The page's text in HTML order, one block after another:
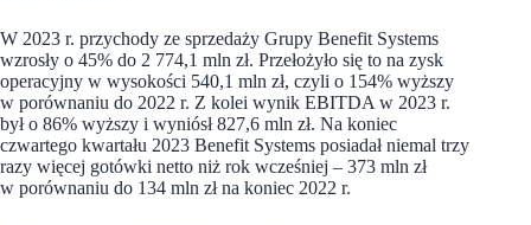
W 2023 r. przychody ze sprzedaży Grupy Benefit Systems
wzrosły o 45% do 2 774,1 mln zł. Przełożyło się to na zysk
operacyjny w wysokości 540,1 mln zł, czyli o 154% wyższy
w porównaniu do 2022 r. Z kolei wynik EBITDA w 2023 r.
był o 86% wyższy i wyniósł 827,6 mln zł. Na koniec
czwartego kwartału 2023 Benefit Systems posiadał niemal trzy
razy więcej gotówki netto niż rok wcześniej – 373 mln zł
w porównaniu do 134 mln zł na koniec 2022 r.